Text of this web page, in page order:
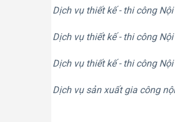
Dịch vụ thiết kế - thi công
Dịch vụ thiết kế - thi công
Dịch vụ thiết kế - thi công
Dịch vụ sản xuất gia công